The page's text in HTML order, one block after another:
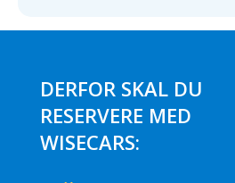
DERFOR SKAL DU
RESERVERE MED
WISECARS: